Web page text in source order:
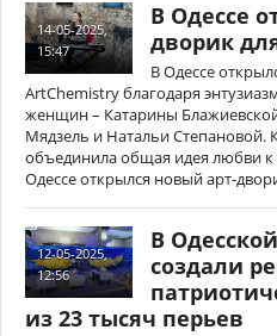
14-05-2025,
15:47
В Одессе
дворик
В Одессе
ArtChemistry благодаря
женщин – Катарины
Мядзель и Натальи Степановой.
объединила общая идея любви к
Одессе открылся новый арт-
12-05-2025,
12:56
В
создали
из 23 тысяч перьев